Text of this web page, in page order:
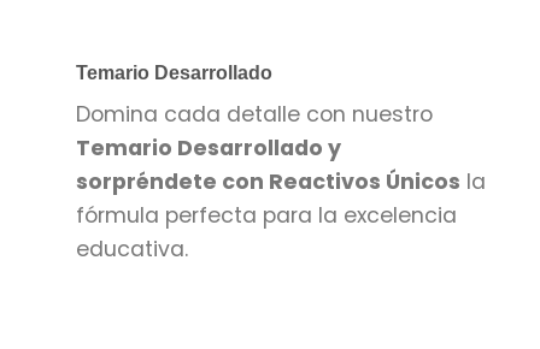
Temario Desarrollado
Domina cada detalle con nuestro
Temario Desarrollado y
sorpréndete con Reactivos Únicos la
fórmula perfecta para la excelencia
educativa.